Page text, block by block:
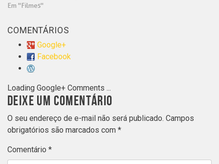
Em "Filmes"
COMENTÁRIOS
Google+
Facebook
Loading Google+ Comments ...
DEIXE UM COMENTÁRIO
O seu endereço de e-mail não será publicado. Campos
obrigatórios são marcados com *
Comentário *